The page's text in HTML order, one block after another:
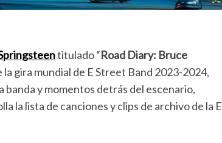
titulado “Road Diary: Bruce
la gira mundial de E Street Band 2023-2024,
banda y momentos detrás del escenario,
la lista de canciones y clips de archivo de la E